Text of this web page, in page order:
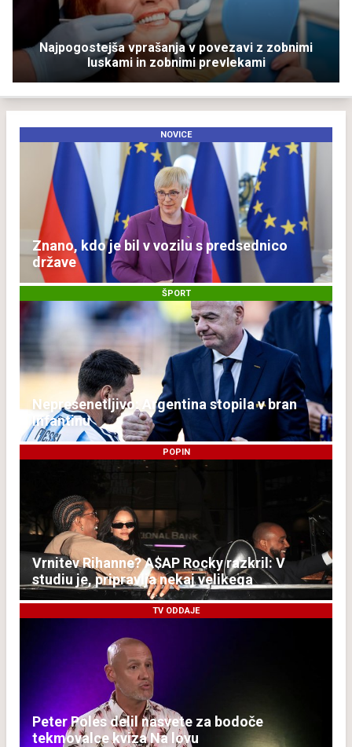
Najpogostejša vprašanja v povezavi z zobnimi
luskami in zobnimi prevlekami
NOVICE
Znano, kdo je bil v vozilu s predsednico
države
ŠPORT
Nepresenetljivo: Argentina stopila v bran
Infantinu
POPIN
Vrnitev Rihanne? A$AP Rocky razkril: V
studiu je, pripravlja nekaj velikega
TV ODDAJE
Peter Poles delil nasvete za bodoče
tekmovalce kviza Na lovu